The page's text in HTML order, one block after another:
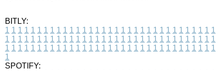
BITLY:
1 1 1 1 1 1 1 1 1 1 1 1 1 1 1 1 1 1 1 1 1 1 1 1 1 1 1 1 1 1 1 1 1
1 1 1 1 1 1 1 1 1 1 1 1 1 1 1 1 1 1 1 1 1 1 1 1 1 1 1 1 1 1 1 1 1
1 1 1 1 1 1 1 1 1 1 1 1 1 1 1 1 1 1 1 1 1 1 1 1 1 1 1 1 1 1 1 1 1
1
SPOTIFY: